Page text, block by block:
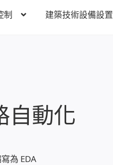
制 建築技術設備設置
架設
自動化
為 EDA